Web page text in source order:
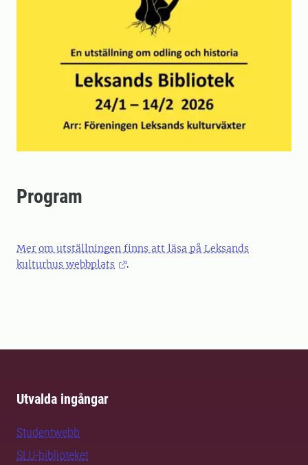
Program
Mer om utställningen finns att läsa på Leksands
kulturhus webbplats
.
Utvalda ingångar
Studentwebb
SLU-biblioteket